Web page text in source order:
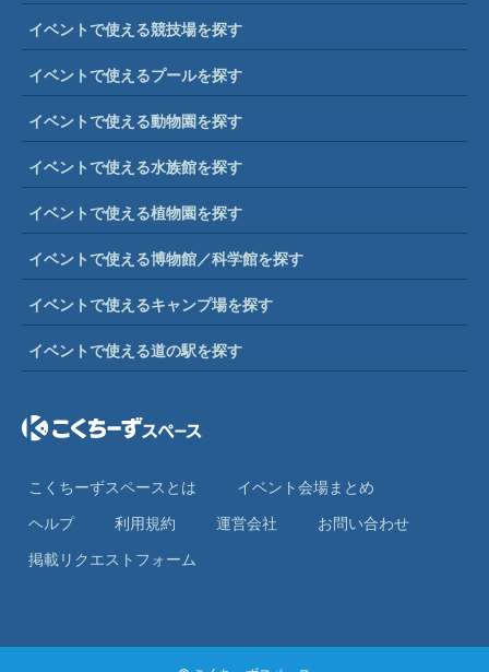
イベントで使える競技場を探す
イベントで使えるプールを探す
イベントで使える動物園を探す
イベントで使える水族館を探す
イベントで使える植物園を探す
イベントで使える博物館／科学館を探す
イベントで使えるキャンプ場を探す
イベントで使える道の駅を探す
こくちーずスペースとは
イベント会場まとめ
ヘルプ
利⽤規約 運営会社
お問い合わせ
掲載リクエストフォーム